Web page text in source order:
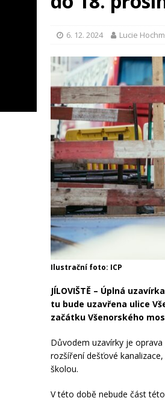
6. 12. 2024 Lucie
Ilustrační foto: ICP
JÍLOVIŠTĚ – Úplná
tu bude uzavřena ulice
začátku Všenorského
Důvodem uzavírky je
rozšíření dešťové
školou.
V této době nebude část